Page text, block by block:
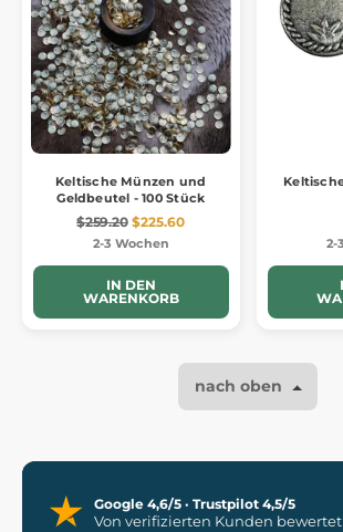
Keltische Münzen und
Geldbeutel - 100 Stück
$259.20 $225.60
2-3 Wochen
IN DEN
WARENKORB
2-
nach oben
Google 4,6/5 · Trustpilot 4,5/5
Von verifizierten Kunden bewertet